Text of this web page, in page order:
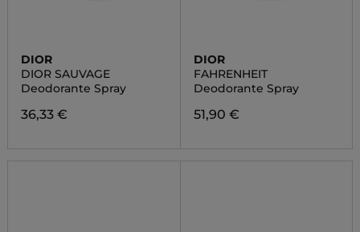
DIOR
DIOR SAUVAGE
Deodorante Spray
36,33 €
DIOR
FAHRENHEIT
Deodorante Spray
51,90 €